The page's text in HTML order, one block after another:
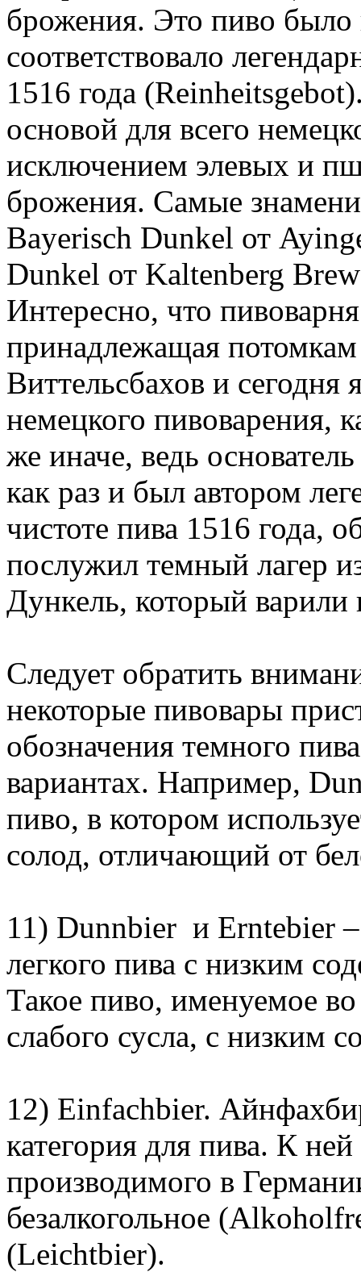
брожения. Это пиво было
соответствовало
1516 года
основой для всего
исключением элевых и
брожения. Самые
Bayerisch Dunkel от
Dunkel от Kaltenberg
Интересно, что
принадлежащая потомкам
Виттельсбахов и сегодня
немецкого
же иначе, ведь
как раз и был автором
чистоте пива 1516 года,
послужил темный лагер
Дункель, который варили
Следует обратить
некоторые пивовары
обозначения темного
вариантах. Например,
пиво, в котором
солод, отличающий от
11) Dunnbier и Erntebier
легкого пива с низким
Такое пиво, именуемое
слабого сусла, с низким
12) Einfachbier.
категория для пива. К
производимого в
безалкогольное
(Leichtbier).